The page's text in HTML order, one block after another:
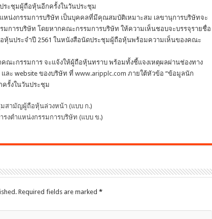
ระชุมผู้ถือหุ้นอีกครั้งในวันประชุม
แหน่งกรรมการบริษัท เป็นบุคคลที่มีคุณสมบัติเหมาะสม เลขานุการบริษัทจะ
มการบริษัท โดยหากคณะกรรมการบริษัท ให้ความเห็นชอบจะบรรจุรายชื่อ
หุ้นประจำปี 2561 ในหนังสือนัดประชุมผู้ถือหุ้นพร้อมความเห็นของคณะ
ณะกรรมการ จะแจ้งให้ผู้ถือหุ้นทราบ พร้อมทั้งชี้แจงเหตุผลผ่านช่องทาง
ละ website ของบริษัท ที่ www.aripplc.com ภายใต้หัวข้อ “ข้อมูลนัก
รั้งในวันประชุม
มสามัญผู้ถือหุ้นล่วงหน้า (แบบ ก.)
รงตำแหน่งกรรมการบริษัท (แบบ ข.)
Required fields are marked *